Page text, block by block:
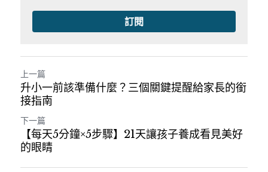
訂閱
上一篇
升小一前該準備什麼？三個關鍵提醒給家長的銜
接指南
下一篇
【每天5分鐘×5步驟】21天讓孩子養成看見美好
的眼睛